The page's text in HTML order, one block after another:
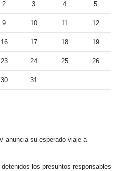
2 3 4 5
9 10 11 12
16 17 18 19
23 24 25 26
30
31
anuncia su esperado viaje a
los presuntos responsables